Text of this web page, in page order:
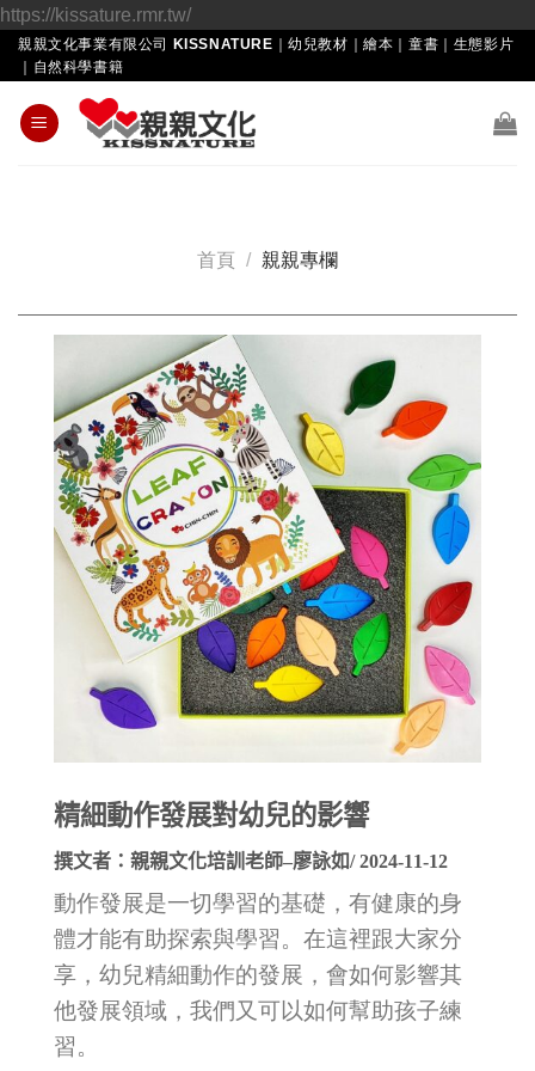
https://kissature.rmr.tw/Skip
to
親親文化事業有限公司 KISSNATURE｜幼兒教材｜繪本｜童書｜生態影片
｜自然科學書籍
首頁 / 親親專欄
精細動作發展對幼兒的影響
撰文者： 親親文化培訓老師–廖詠如/ 2024-11-12
動作發展是一切學習的基礎，有健康的身
體才能有助探索與學習。在這裡跟大家分
享，幼兒精細動作的發展，會如何影響其
他發展領域，我們又可以如何幫助孩子練
習。